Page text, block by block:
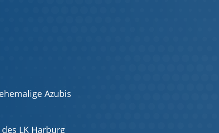
Azubis
LK Harburg